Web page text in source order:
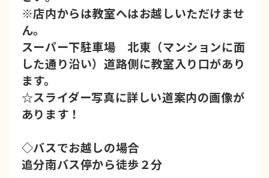
※店内からは教室へはお越しいただけませ
ん。
スーパー下駐車場 北東（マンションに面
した通り沿い）道路側に教室入り口があり
ます。
☆スライダー写真に詳しい道案内の画像が
あります！
◇バスでお越しの場合
追分南バス停から徒歩２分